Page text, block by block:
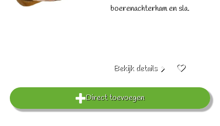
boerenachterham en sla.
Bekijk details
Direct toevoegen